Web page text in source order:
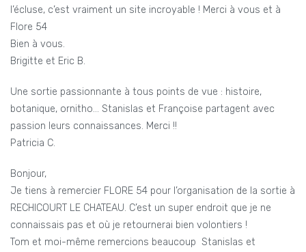
l’écluse, c’est vraiment un site incroyable ! Merci à vous et à
Flore 54
Bien à vous.
Brigitte et Eric B.
Une sortie passionnante à tous points de vue : histoire,
botanique, ornitho… Stanislas et Françoise partagent avec
passion leurs connaissances. Merci !!
Patricia C.
Bonjour,
Je tiens à remercier FLORE 54 pour l’organisation de la sortie à
RECHICOURT LE CHATEAU. C’est un super endroit que je ne
connaissais pas et où je retournerai bien volontiers !
Tom et moi-même remercions beaucoup Stanislas et